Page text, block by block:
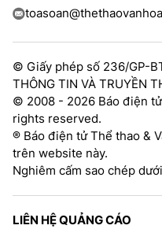
© Giấy phép số 236/GP-
THÔNG TIN VÀ TRUYỀN
© 2008 - 2026 Báo điện
rights reserved.
® Báo điện tử Thể thao &
trên website này.
Nghiêm cấm sao chép
LIÊN HỆ QUẢNG CÁO